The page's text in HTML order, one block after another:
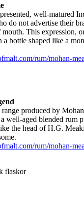
well-matured
do not advertise their
This expression,
a bottle shaped like a
rum/mohan-
produced by
well-aged blended rum
the head of H.G.
rum/mohan-
flaskor